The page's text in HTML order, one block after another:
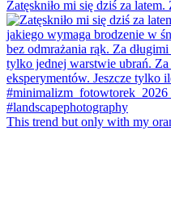
Zatęskniło mi się dziś za
This trend but only with my